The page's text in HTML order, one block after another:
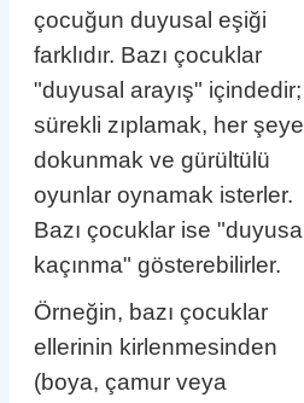
çocuğun duyusal eşiği
farklıdır. Bazı çocuklar
"duyusal arayış" içindedir;
sürekli zıplamak, her şeye
dokunmak ve gürültülü
oyunlar oynamak isterler.
Bazı çocuklar ise "duyusal
kaçınma" gösterebilirler.
Örneğin, bazı çocuklar
ellerinin kirlenmesinden
(boya, çamur veya